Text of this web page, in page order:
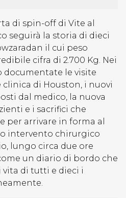
di spin-off di Vite al
seguirà la storia di dieci
il cui peso
cifra di 2.700 Kg. Nei
documentate le visite
di Houston, i nuovi
dal medico, la nuova
e i sacrifici che
per arrivare in forma al
intervento chirurgico
lungo circa due ore
un diario di bordo che
vita di tutti e dieci i